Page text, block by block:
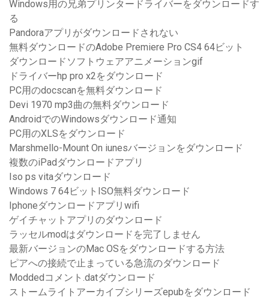
Windows用の兄弟プリンタードライバーをダウンロードす
る
Pandoraアプリがダウンロードされない
無料ダウンロードのAdobe Premiere Pro CS4 64ビット
ダウンロードソフトウェアアニメーションgif
ドライバーhp pro x2をダウンロード
PC用のdocscanを無料ダウンロード
Devi 1970 mp3曲の無料ダウンロード
AndroidでのWindowsダウンロード通知
PC用のXLSをダウンロード
Marshmello-Mount On iunesバージョンをダウンロード
複数のiPadダウンロードアプリ
Iso ps vitaダウンロード
Windows 7 64ビットISO無料ダウンロード
Iphoneダウンロードアプリwifi
ゲイチャットアプリのダウンロード
ラッセルmodはダウンロードを完了しません
最新バージョンのMac OSをダウンロードする方法
ピアへの接続で止まっている急流のダウンロード
Moddedコメント.datダウンロード
ストームライトアーカイブシリーズepubをダウンロード